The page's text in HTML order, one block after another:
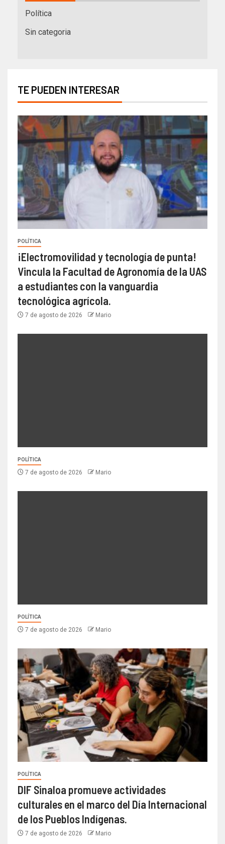
Política
Sin categoria
TE PUEDEN INTERESAR
POLÍTICA
¡Electromovilidad y tecnología de punta!
Vincula la Facultad de Agronomía de la UAS
a estudiantes con la vanguardia
tecnológica agrícola.
7 de agosto de 2026 Mario
POLÍTICA
7 de agosto de 2026 Mario
POLÍTICA
7 de agosto de 2026 Mario
POLÍTICA
DIF Sinaloa promueve actividades
culturales en el marco del Día Internacional
de los Pueblos Indígenas.
7 de agosto de 2026 Mario